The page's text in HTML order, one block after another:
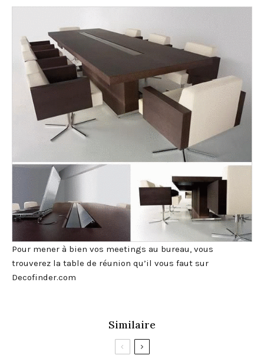
Pour mener à bien vos meetings au bureau, vous
trouverez la table de réunion qu’il vous faut sur
Decofinder.com
Similaire